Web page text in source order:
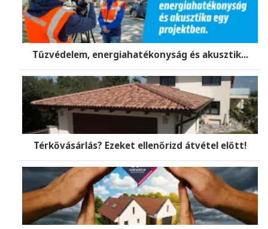
Tűzvédelem, energiahatékonyság és akusztik...
Térkővásárlás? Ezeket ellenőrizd átvétel előtt!